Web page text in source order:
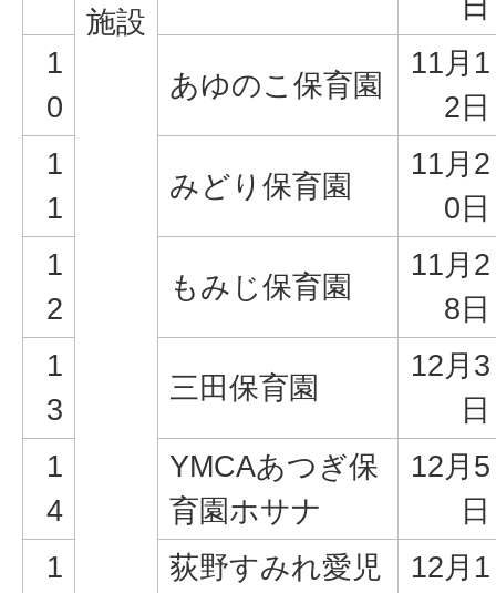
施設
1
0
あゆのこ保育園
11月1
2日
1
1
みどり保育園
11月2
0日
1
2
もみじ保育園
11月2
8日
1
3
三田保育園
12月3
日
1
4
YMCAあつぎ保
育園ホサナ
12月5
日
1
荻野すみれ愛児
12月1